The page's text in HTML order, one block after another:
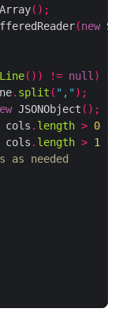
();
(new
()) != null )
{
. split ( "," );
JSONObject ();
cols . length > 0 ?
cols . length > 1 ?
as needed